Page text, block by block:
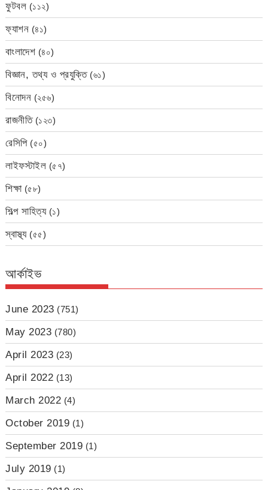
ফুটবল (১১২)
ফ্যাশন (৪১)
বাংলাদেশ (৪০)
বিজ্ঞান, তথ্য ও প্রযুক্তি(৬১)
বিনোদন (২৫৬)
রাজনীতি(১২৩)
রেসিপি(৫০)
লাইফস্টাইল (৫৭)
শিক্ষা(৫৮)
শিল্প সাহিত্য(১)
স্বাস্থ্য(৫৫)
আর্কাইভ
June 2023 (751)
May 2023 (780)
April 2023 (23)
April 2022 (13)
March 2022 (4)
October 2019 (1)
September 2019 (1)
July 2019 (1)